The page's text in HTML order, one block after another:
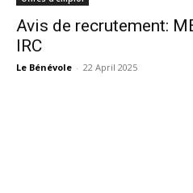
Avis de recrutement:
IRC
Le Bénévole - 22 April 2025